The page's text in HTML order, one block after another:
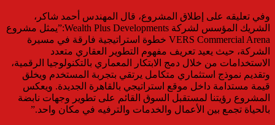
وفي تعليقه على إطلاق المشروع، قال المهندس أحمد شاكر،
الشريك المؤسس لشركة Wealth Plus Developments: ”يمثل مشروع
VERS Commercial Arena خطوة استراتيجية فارقة في مسيرة
الشركة، حيث يعيد تعريف مفهوم التطوير العقاري متعدد
الاستخدامات من خلال دمج الابتكار المعماري بالتكنولوجيا الرقمية،
وتقديم نموذج استثماري متكامل يرتقي بتجربة المستخدم ويخلق
قيمة مستدامة داخل موقع استراتيجي بالقاهرة الجديدة. ويعكس
المشروع رؤيتنا لمستقبل السوق القائم على تطوير وجهات نابضة
بالحياة تجمع بين الأعمال والخدمات والترفيه في مكان واحد.”